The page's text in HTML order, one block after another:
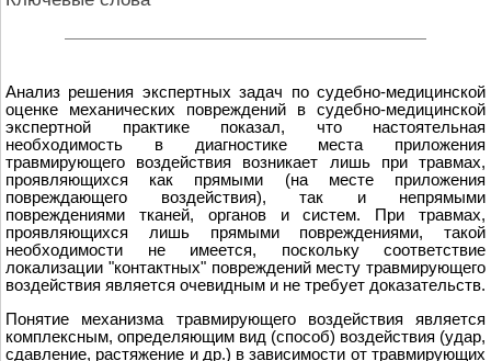
Анализ решения экспертных задач по судебно-медицинской
оценке механических повреждений в судебно-медицинской
экспертной практике показал, что настоятельная
необходимость в диагностике места приложения
травмирующего воздействия возникает лишь при травмах,
проявляющихся как прямыми (на месте приложения
повреждающего воздействия), так и непрямыми
повреждениями тканей, органов и систем. При травмах,
проявляющихся лишь прямыми повреждениями, такой
необходимости не имеется, поскольку соответствие
локализации "контактных" повреждений месту травмирующего
воздействия является очевидным и не требует доказательств.
Понятие механизма травмирующего воздействия является
комплексным, определяющим вид (способ) воздействия (удар,
сдавление, растяжение и др.) в зависимости от травмирующих